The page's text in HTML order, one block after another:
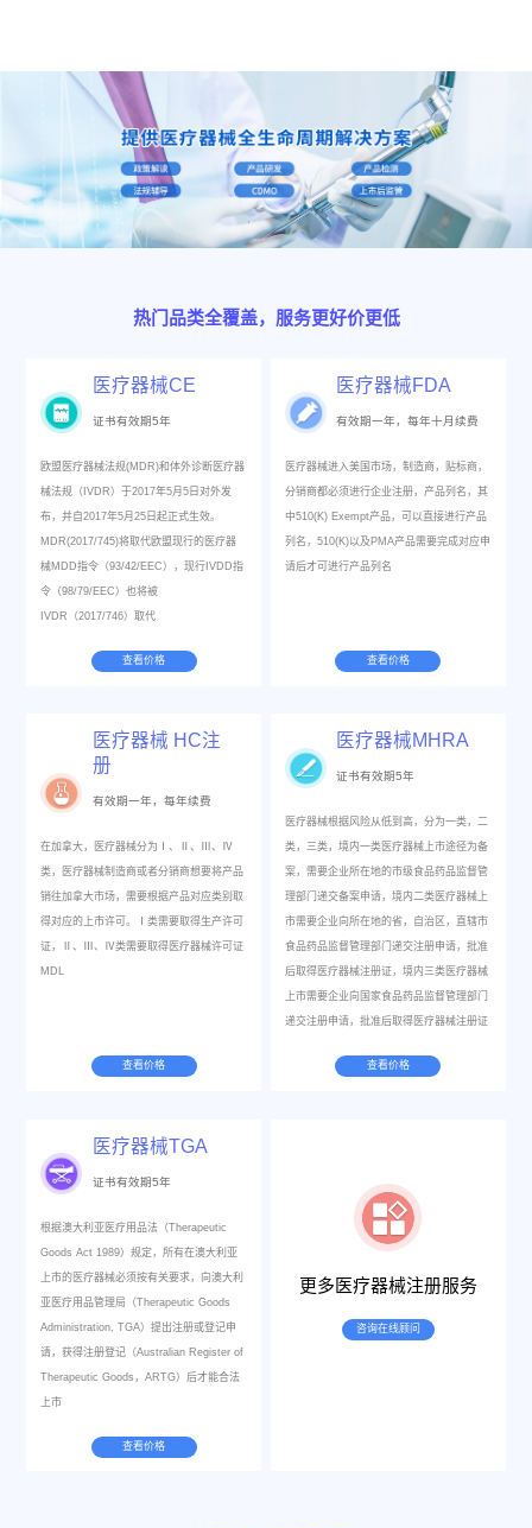
热门品类全覆盖，服务更好价更低
医疗器械CE
证书有效期5年
欧盟医疗器械法规(MDR)和体外诊断医疗器
械法规（IVDR）于2017年5月5日对外发
布，并自2017年5月25日起正式生效。
MDR(2017/745)将取代欧盟现行的医疗器
械MDD指令（93/42/EEC），现行IVDD指
令（98/79/EEC）也将被
IVDR（2017/746）取代
查看价格
医疗器械FDA
有效期一年，每年十月续费
医疗器械进入美国市场，制造商，贴标商，
分销商都必须进行企业注册，产品列名，其
中510(K) Exempt产品，可以直接进行产品
列名，510(K)以及PMA产品需要完成对应申
请后才可进行产品列名
查看价格
医疗器械 HC注
册
有效期一年，每年续费
在加拿大，医疗器械分为Ⅰ、Ⅱ、Ⅲ、Ⅳ
类，医疗器械制造商或者分销商想要将产品
销往加拿大市场，需要根据产品对应类别取
得对应的上市许可。Ⅰ类需要取得生产许可
证，Ⅱ、Ⅲ、Ⅳ类需要取得医疗器械许可证
MDL
查看价格
医疗器械MHRA
证书有效期5年
医疗器械根据风险从低到高，分为一类，二
类，三类，境内一类医疗器械上市途径为备
案，需要企业所在地的市级食品药品监督管
理部门递交备案申请，境内二类医疗器械上
市需要企业向所在地的省，自治区，直辖市
食品药品监督管理部门递交注册申请，批准
后取得医疗器械注册证，境内三类医疗器械
上市需要企业向国家食品药品监督管理部门
递交注册申请，批准后取得医疗器械注册证
查看价格
医疗器械TGA
证书有效期5年
根据澳大利亚医疗用品法（Therapeutic
Goods Act 1989）规定，所有在澳大利亚
上市的医疗器械必须按有关要求，向澳大利
亚医疗用品管理局（Therapeutic Goods
Administration, TGA）提出注册或登记申
请，获得注册登记（Australian Register of
Therapeutic Goods，ARTG）后才能合法
上市
查看价格
更多医疗器械注册服务
咨询在线顾问